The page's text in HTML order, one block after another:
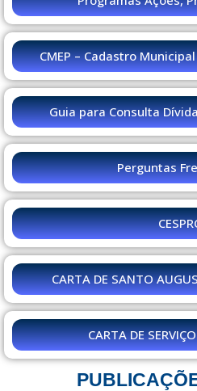
CMEP – Cadastro
Guia para Consulta
Perguntas
CARTA DE SANTO
CARTA DE